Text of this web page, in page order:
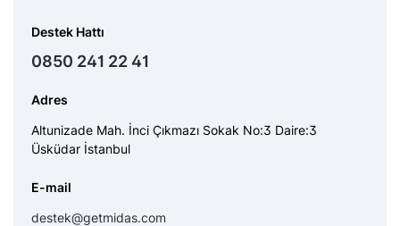
Destek Hattı
0850 241 22 41
Adres
Altunizade Mah. İnci Çıkmazı Sokak No:3 Daire:3
Üsküdar İstanbul
E-mail
destek@getmidas.com